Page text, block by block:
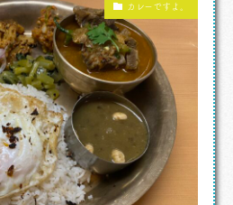
ら、 […]
カレーですよ。